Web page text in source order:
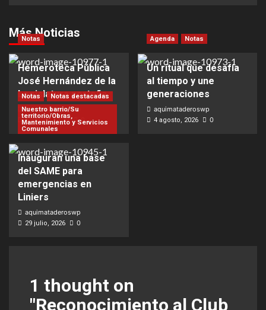
Más Noticias
Notas
Hemeroteca Pública
José Hernández de la
Legislatura porteña
aquimataderoswp
5 agosto, 2026 0
Agenda Notas
Un ritual que desafía
al tiempo y une
generaciones
aquimataderoswp
4 agosto, 2026 0
Notas
Notas destacadas
Nuestro barrio/Su
territorio/Obras,
Mantenimiento y Servicios
Comunales
Inauguran una base
del SAME para
emergencias en
Liniers
aquimataderoswp
29 julio, 2026 0
1 thought on
"Reconocimiento al Club